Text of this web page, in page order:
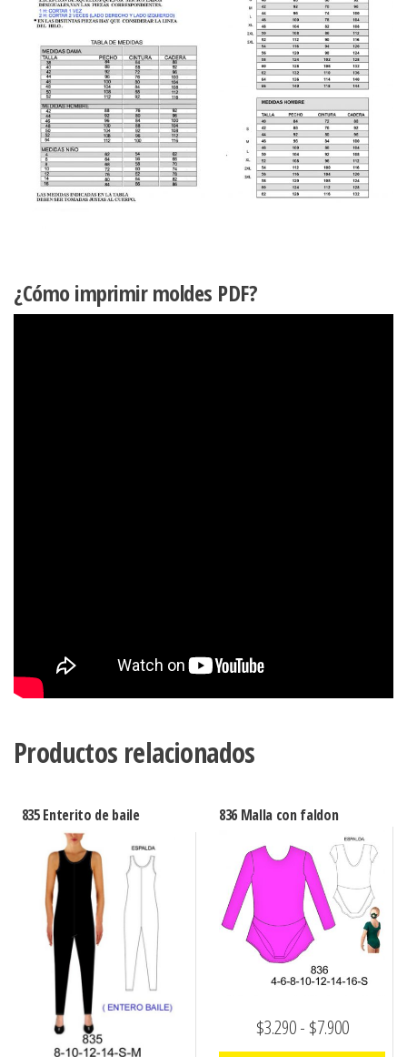
¿Cómo imprimir moldes PDF?
Productos relacionados
835 Enterito de baile 836 Malla con faldon
$3.290- $7.900Rango